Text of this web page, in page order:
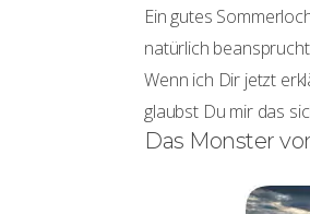
Ein gutes
natürlich
Wenn ich Dir jetzt
glaubst Du mir das
Das Monster